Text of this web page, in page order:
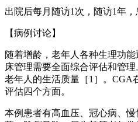
出院后每月随访1次，随访1年
【病例讨论】
随着增龄，老年人各种生理功
床管理需要全面综合评估和管
老年人的生活质量［1］。CGA
评估四个方面。
本例患者有高血压、冠心病、